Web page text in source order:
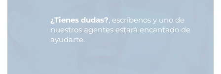
¿Tienes dudas?, escríbenos y uno de
nuestros agentes estará encantado de
ayudarte.